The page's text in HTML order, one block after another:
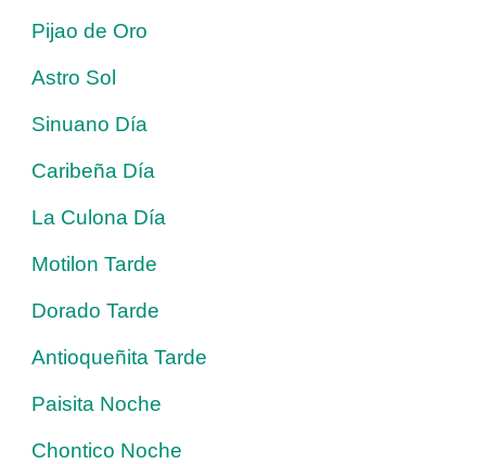
Pijao de Oro
Astro Sol
Sinuano Día
Caribeña Día
La Culona Día
Motilon Tarde
Dorado Tarde
Antioqueñita Tarde
Paisita Noche
Chontico Noche